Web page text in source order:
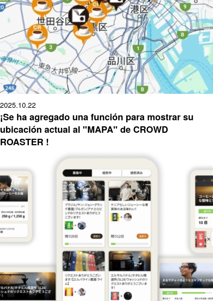
2025.10.22
¡Se ha agregado una función para mostrar su
ubicación actual al "MAPA" de CROWD
ROASTER !